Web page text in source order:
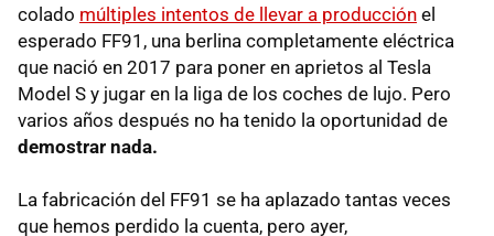
colado múltiples intentos de llevar a producción el
esperado FF91, una berlina completamente eléctrica
que nació en 2017 para poner en aprietos al Tesla
Model S y jugar en la liga de los coches de lujo. Pero
varios años después no ha tenido la oportunidad de
demostrar nada.
La fabricación del FF91 se ha aplazado tantas veces
que hemos perdido la cuenta, pero ayer,